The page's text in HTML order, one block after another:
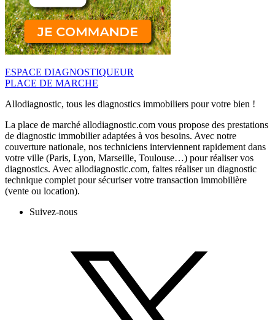
ESPACE DIAGNOSTIQUEUR
PLACE DE MARCHE
Allodiagnostic, tous les diagnostics immobiliers pour votre bien !
La place de marché allodiagnostic.com vous propose des prestations
de diagnostic immobilier adaptées à vos besoins. Avec notre
couverture nationale, nos techniciens interviennent rapidement dans
votre ville (Paris, Lyon, Marseille, Toulouse…) pour réaliser vos
diagnostics. Avec allodiagnostic.com, faites réaliser un diagnostic
technique complet pour sécuriser votre transaction immobilière
(vente ou location).
Suivez-nous